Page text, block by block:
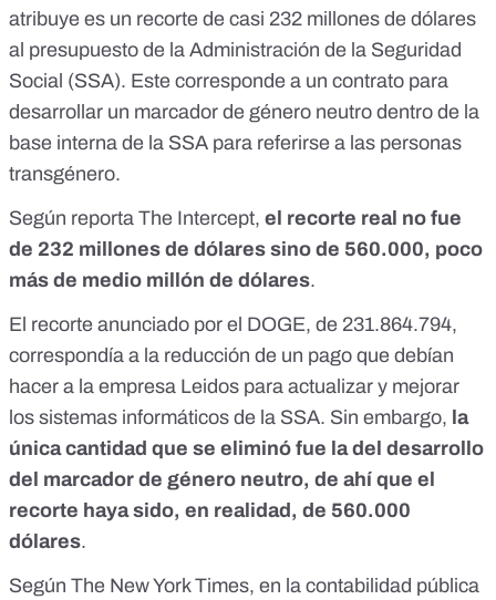
atribuye es un recorte de casi 232 millones de dólares
al presupuesto de la Administración de la Seguridad
Social (SSA). Este corresponde a un contrato para
desarrollar un marcador de género neutro dentro de la
base interna de la SSA para referirse a las personas
transgénero.
Según reporta The Intercept, el recorte real no fue
de 232 millones de dólares sino de 560.000, poco
más de medio millón de dólares.
El recorte anunciado por el DOGE, de 231.864.794,
correspondía a la reducción de un pago que debían
hacer a la empresa Leidos para actualizar y mejorar
los sistemas informáticos de la SSA. Sin embargo, la
única cantidad que se eliminó fue la del desarrollo
del marcador de género neutro, de ahí que el
recorte haya sido, en realidad, de 560.000
dólares.
Según The New York Times, en la contabilidad pública